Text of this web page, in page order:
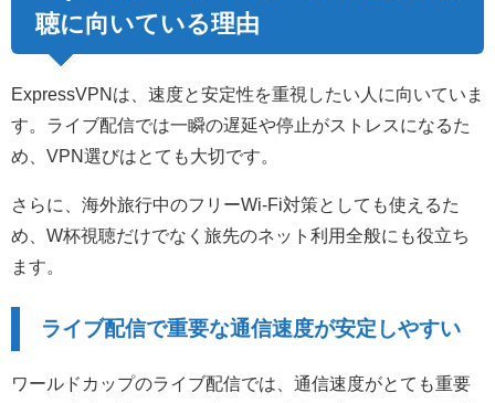
聴に向いている理由
ExpressVPNは、速度と安定性を重視したい人に向いていま
す。ライブ配信では一瞬の遅延や停止がストレスになるた
め、VPN選びはとても大切です。
さらに、海外旅行中のフリーWi-Fi対策としても使えるた
め、W杯視聴だけでなく旅先のネット利用全般にも役立ち
ます。
ライブ配信で重要な通信速度が安定しやすい
ワールドカップのライブ配信では、通信速度がとても重要